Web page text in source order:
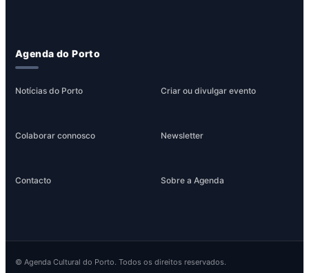
Agenda do Porto
Notícias do Porto Criar ou divulgar evento
Colaborar connosco Newsletter
Contacto Sobre a Agenda
© Agenda Cultural do Porto. Todos os direitos reservados.